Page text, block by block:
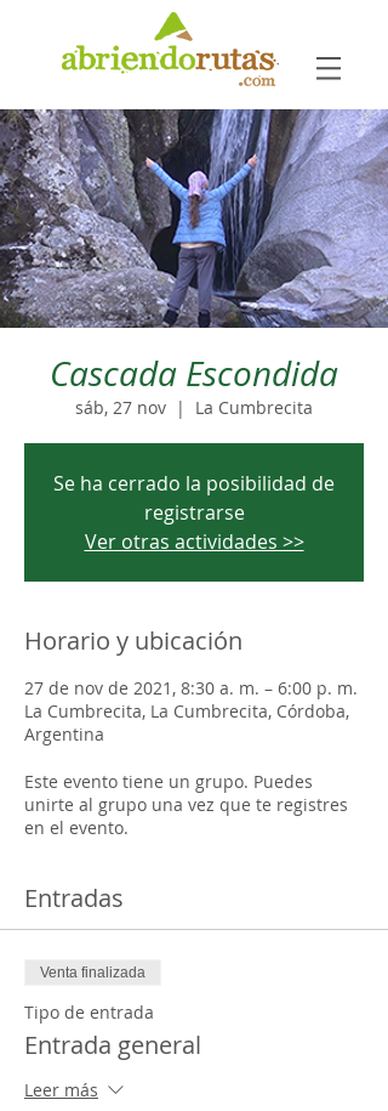
Cascada Escondida
sáb, 27 nov
  |
La Cumbrecita
Se ha cerrado la posibilidad de
registrarse
Ver otras actividades >>
Horario y ubicación
27 de nov de 2021, 8:30 a. m. – 6:00 p. m.
La Cumbrecita, La Cumbrecita, Córdoba,
Argentina
Este evento tiene un grupo. Puedes
unirte al grupo una vez que te registres
en el evento.
Entradas
Venta finalizada
Tipo de entrada
Entrada general
Leer más